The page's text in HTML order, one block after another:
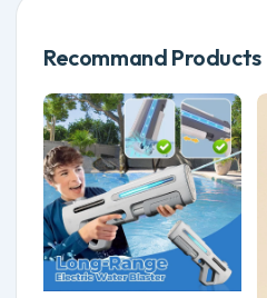
Recommand Products